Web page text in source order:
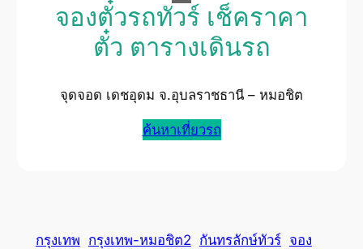
จองตั๋วรถทัวร์ เช็คราคา
ตั๋ว ตารางเดินรถ
จุดจอด เดชอุดม จ.อุบลราชธานี – หมอชิต
ค้นหาเที่ยวรถ
กรุงเทพ กรุงเทพ-หมอชิต2 กันทรลักษ์ทัวร์ จอง